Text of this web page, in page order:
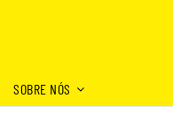
SOBRE NÓS